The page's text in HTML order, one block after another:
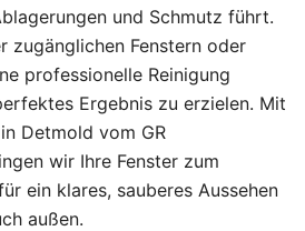
und Schmutz führt.
zugänglichen Fenstern oder
professionelle Reinigung
Ergebnis zu erzielen. Mit
Detmold vom GR
wir Ihre Fenster zum
ein klares, sauberes Aussehen
außen.